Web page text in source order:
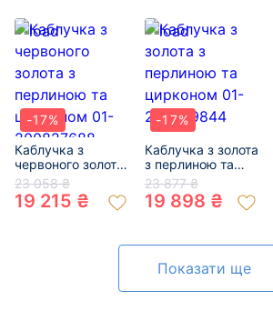
-17%
Каблучка з
червоного золота
з перлиною та
цирконом 01-
200827688
23 058 ₴
19 215 ₴
-17%
Каблучка з золота
з перлиною та
цирконом 01-
200599844
23 877 ₴
19 898 ₴
Показати ще